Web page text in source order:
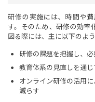
研修の実施には、時間や
す。そのため、研修の効率
図る際には、主に以下のよ
研修の課題を把握し、
教育体系の見直しを通
オンライン研修の活用
減らす